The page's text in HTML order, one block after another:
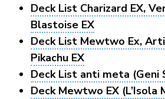
Deck List Charizard EX,
Blastoise EX
Deck List Mewtwo Ex,
Pikachu EX
Deck List anti meta (Geni
Deck Mewtwo EX (L’Isola